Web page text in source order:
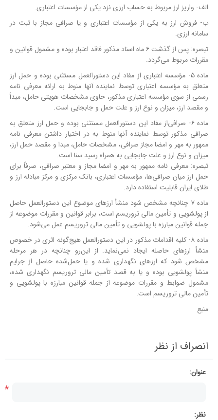
الف‏- واریز ارز مربوط به حساب ارزی نزد یکی از مؤسسات اعتباری.
ب‏- فروش ارز به یکی از مؤسسات اعتباری و یا صرافی مجاز با ثبت در
سامانه ارزی.
تبصره: پس از گذشت ۶ ماه اسناد مذکور فاقد اعتبار بوده و مشمول قوانین و
مقررات مربوط می‌گردد.
ماده ۵‏‏‏‏‏‏- مؤسسه اعتباری از مفاد این دستورالعمل مستثنی بوده و حمل ارز
متعلق به مؤسسه اعتباری توسط نماینده آنها منوط به ارائه معرفی نامه
رسمی از سوی مؤسسه اعتباری مذکور، حاوی مشخصات هویتی حامل، مبدأ
و مقصد ارز، میزان و نوع ارز و علت حمل و جابجایی است.
ماده ۶- صرافی‌از مفاد این دستورالعمل مستثنی بوده و حمل ارز متعلق به
صرافی مذکور توسط نماینده آنها منوط به در اختیار داشتن معرفی نامه
ممهور به مهر و امضا مجاز صرافی، مشخصات حامل، مبدا و مقصد حمل ارز،
میزان و نوع ارز و علت جابجایی به همراه رسید سنا است.
تبصره: معرفی نامه ممهور به مهر و امضا مجاز و معتبر صرافی، صرفاً برای
حمل ارز میان صرافی‌ها، مؤسسات اعتباری، بانک مرکزی و مرکز مبادله ارز و
طلای ایران قابلیت استفاده دارد.
ماده ۷ چنانچه مشخص شود منشأ ارزهای موضوع این دستورالعمل حاصل
از پولشویی و تأمین مالی تروریسم است، برابر قوانین و مقررات موضوعه از
جمله قوانین مبارزه با پولشویی و تأمین مالی تروریسم عمل می‌شود.
ماده ۸- کلیه اقدامات مذکور در این دستورالعمل هیچ‌گونه اثری در خصوص
منشأ ارزهای حاصله ایجاد نمی‌نماید. از این‌رو چنانچه در هر مرحله
مشخص شود که ارزهای نگهداری شده و یا حمل‌شده حاصل از جرایم
منشأ پولشویی بوده و یا به قصد تأمین مالی تروریسم نگهداری شده،
مشمول ضوابط و مقررات موضوعه از جمله قوانین مبارزه با پولشویی و
تأمین مالی تروریسم است.
منبع
انصراف از نظر
عنوان:
*
نظر: